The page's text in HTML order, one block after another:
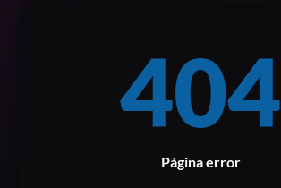
404
Página error